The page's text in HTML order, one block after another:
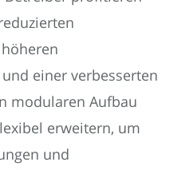
einer verbesserten
modularen Aufbau
erweitern, um
und